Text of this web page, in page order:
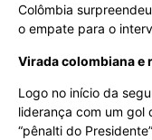
Colômbia
o empate para o
Virada colombiana e
Logo no início da
liderança com um gol
“pênalti do